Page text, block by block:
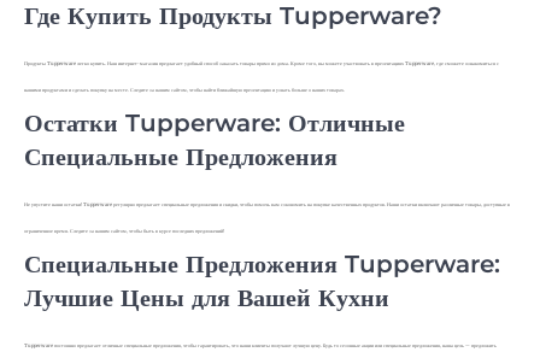
Где Купить Продукты Tupperware?
Продукты Tupperware легко купить. Наш интернет-магазин предлагает удобный способ заказать товары прямо из дома. Кроме того, вы можете участвовать в презентациях Tupperware, где сможете ознакомиться с
нашими продуктами и сделать покупку на месте. Следите за нашим сайтом, чтобы найти ближайшую презентацию и узнать больше о наших товарах.
Остатки Tupperware: Отличные
Специальные Предложения
Не упустите наши остатки! Tupperware регулярно предлагает специальные предложения и скидки, чтобы помочь вам сэкономить на покупке качественных продуктов. Наши остатки включают различные товары, доступные в
ограниченное время. Следите за нашим сайтом, чтобы быть в курсе последних предложений!
Специальные Предложения Tupperware:
Лучшие Цены для Вашей Кухни
Tupperware постоянно предлагает отличные специальные предложения, чтобы гарантировать, что наши клиенты получают лучшую цену. Будь то сезонные акции или специальные предложения, наша цель — предложить